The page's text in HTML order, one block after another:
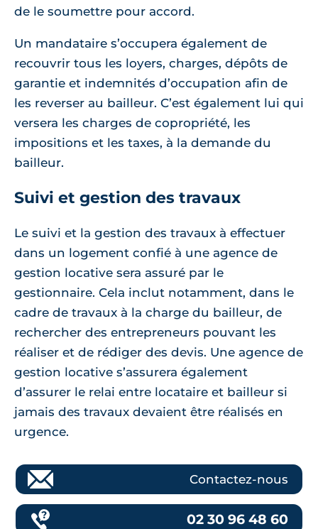
de le soumettre pour accord.
Un mandataire s’occupera également de
recouvrir tous les loyers, charges, dépôts de
garantie et indemnités d’occupation afin de
les reverser au bailleur. C’est également lui qui
versera les charges de copropriété, les
impositions et les taxes, à la demande du
bailleur.
Suivi et gestion des travaux
Le suivi et la gestion des travaux à effectuer
dans un logement confié à une agence de
gestion locative sera assuré par le
gestionnaire. Cela inclut notamment, dans le
cadre de travaux à la charge du bailleur, de
rechercher des entrepreneurs pouvant les
réaliser et de rédiger des devis. Une agence de
gestion locative s’assurera également
d’assurer le relai entre locataire et bailleur si
jamais des travaux devaient être réalisés en
urgence.
Contactez-nous
02 30 96 48 60